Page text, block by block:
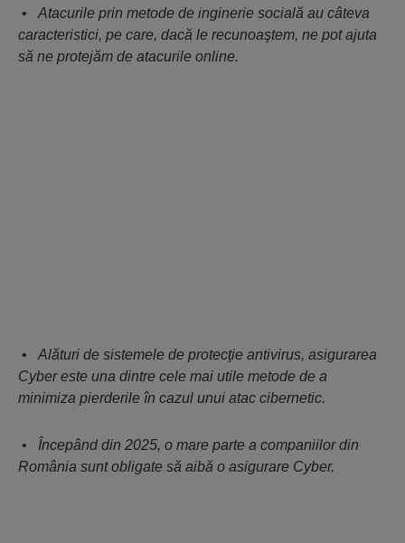
•
Atacurile prin metode de inginerie socială au câteva
caracteristici, pe care, dacă le recunoaştem, ne pot ajuta
să ne protejăm de atacurile online.
•
Alături de sistemele de protecţie antivirus, asigurarea
Cyber este una dintre cele mai utile metode de a
minimiza pierderile în cazul unui atac cibernetic.
•
Începând din 2025, o mare parte a companiilor din
România sunt obligate să aibă o asigurare Cyber.